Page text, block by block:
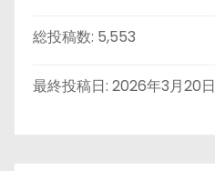
総投稿数: 5,553
最終投稿日: 2026年3月20日